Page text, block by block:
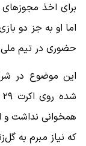
برای اخذ
اما او به جز دو
حضوری در تیم
این موضوع در
همخوانی نداشت و
که نیاز مبرم به